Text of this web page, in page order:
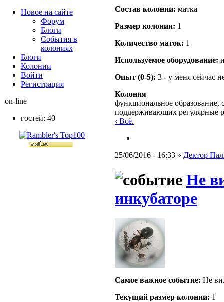
Состав кoлонии: матка
Размер кoлонии: 1
Количество маток: 1
Используемое оборудование:
Опыт (0-5): 3 - у меня сейчас
Колония
функциональное образование,
поддерживающих регулярные
‹ Всё.
25/06/2016 - 16:33 » Дектор
Не
инкубаторе
Самое важное событие: Не
Текущий размер кoлонии: 1
Новое на сайте
Форум
Блоги
События в
колониях
Блоги
Колонии
Войти
Peгиcтpaция
on-line
гостей: 40